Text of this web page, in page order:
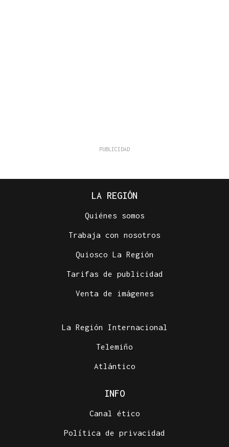
LA REGIÓN
Quiénes somos
Trabaja con nosotros
Quiosco La Región
Tarifas de publicidad
Venta de imágenes
La Región Internacional
Telemiño
Atlántico
INFO
Canal ético
Política de privacidad